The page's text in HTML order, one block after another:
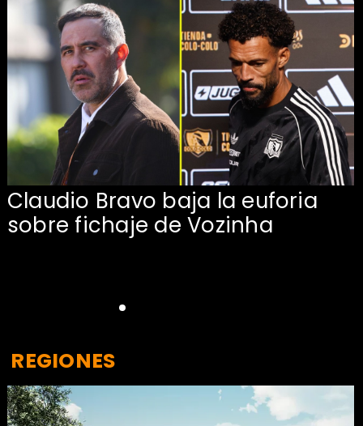
Claudio Bravo baja la euforia
sobre fichaje de Vozinha
REGIONES